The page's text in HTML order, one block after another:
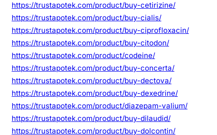
https://trustapotek.com/product/buy-cetirizine/
https://trustapotek.com/product/buy-cialis/
https://trustapotek.com/product/buy-ciprofloxacin/
https://trustapotek.com/product/buy-citodon/
https://trustapotek.com/product/codeine/
https://trustapotek.com/product/buy-concerta/
https://trustapotek.com/product/buy-dectova/
https://trustapotek.com/product/buy-dexedrine/
https://trustapotek.com/product/diazepam-valium/
https://trustapotek.com/product/buy-dilaudid/
https://trustapotek.com/product/buy-dolcontin/